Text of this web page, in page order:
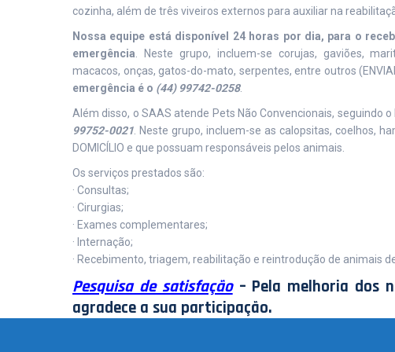
cozinha, além de três viveiros externos para auxiliar na
Nossa equipe está disponível 24 horas por dia, para o
emergência . Neste grupo, incluem-se corujas, gaviões,
macacos, onças, gatos-do-mato, serpentes, entre outros
emergência é o (44) 99742-0258.
Além disso, o SAAS atende Pets Não Convencionais, seguindo
99752-0021 . Neste grupo, incluem-se as calopsitas, coelhos,
DOMICÍLIO e que possuam responsáveis pelos animais.
Os serviços prestados são:
· Consultas;
· Cirurgias;
· Exames complementares;
· Internação;
· Recebimento, triagem, reabilitação e reintrodução de animais
Pesquisa de satisfação– Pela melhoria dos
agradece a sua participação.